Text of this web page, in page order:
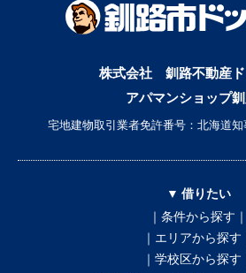
株式会社 釧路不動産ド
アパマンショップ
宅地建物取引業者免許番号：北海道
▼ 借りたい
｜条件から探す｜
｜エリアから探す
｜学校区から探す